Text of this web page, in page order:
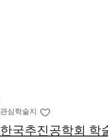
관심학술지
한국추진공학회 학